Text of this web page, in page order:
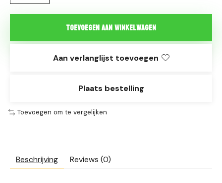
Toevoegen aan winkelwagen
Aan verlanglijst toevoegen
Plaats bestelling
Toevoegen om te vergelijken
Beschrijving Reviews (0)